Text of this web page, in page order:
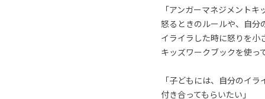
「アンガーマネジメント
怒るときのルールや、自分
イライラした時に怒りを小
キッズワークブックを使っ
「子どもには、自分のイ
付き合ってもらいたい」